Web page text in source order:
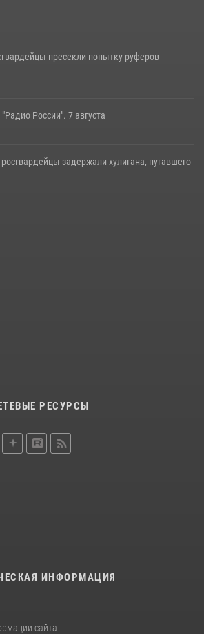
пресекли попытку руферов
России". 7 августа
задержали хулигана, пугавшего
РЕСУРСЫ
ИНФОРМАЦИЯ
сайта